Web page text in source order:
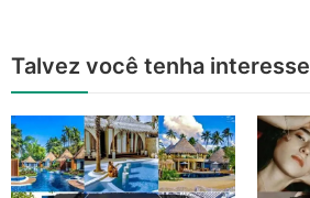
Talvez você tenha interesse